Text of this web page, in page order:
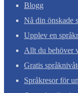
Blogg
Nå din önskade
Upplev en
Allt du behöver
Gratis
Språkresor för